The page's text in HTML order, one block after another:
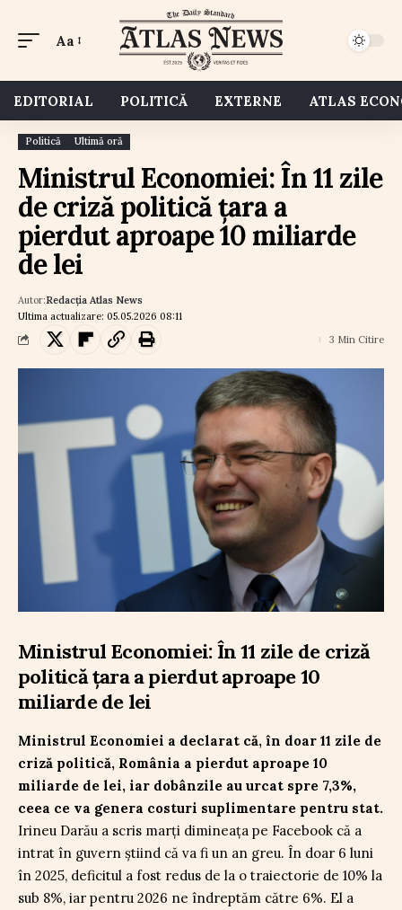
Aa
EDITORIAL POLITICĂ EXTERNE ATLAS
Politică Ultimă oră
Ministrul Economiei: În 11 zile
de criză politică țara a
pierdut aproape 10 miliarde
de lei
Ultima actualizare: 05.05.2026 08:11
Autor:Redacția Atlas News
3 Min Citire
Ministrul Economiei: În 11 zile de criză
politică țara a pierdut aproape 10
miliarde de lei
Ministrul Economiei a declarat că, în doar 11 zile de
criză politică, România a pierdut aproape 10
miliarde de lei, iar dobânzile au urcat spre 7,3%,
ceea ce va genera costuri suplimentare pentru stat.
Irineu Darău a scris marți dimineața pe Facebook că a
intrat în guvern știind că va fi un an greu. În doar 6 luni
în 2025, deficitul a fost redus de la o traiectorie de 10% la
sub 8%, iar pentru 2026 ne îndreptăm către 6%. El a